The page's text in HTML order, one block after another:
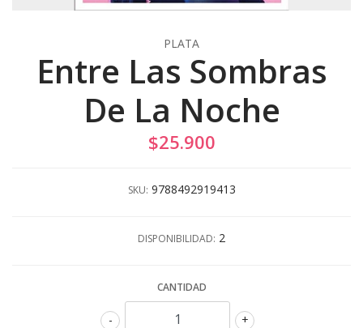
PLATA
Entre Las Sombras
De La Noche
$25.900
SKU: 9788492919413
DISPONIBILIDAD: 2
CANTIDAD
+
-